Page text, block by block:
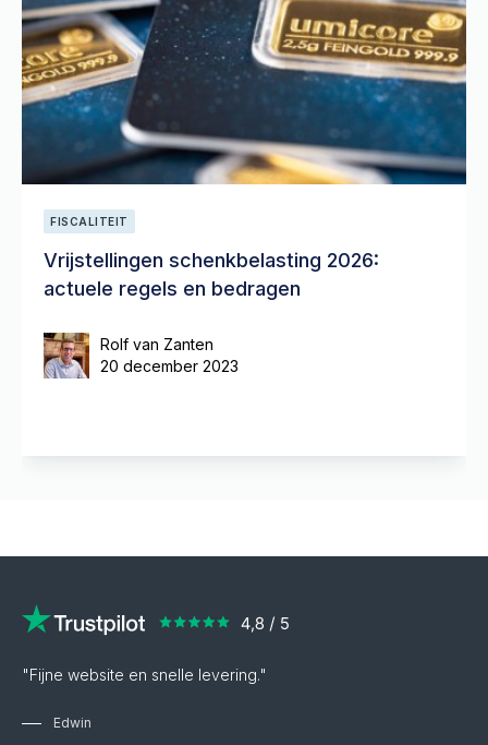
FISCALITEIT
Vrijstellingen schenkbelasting 2026:
actuele regels en bedragen
Rolf van Zanten
20 december 2023
"Fijne website en snelle levering."
Edwin